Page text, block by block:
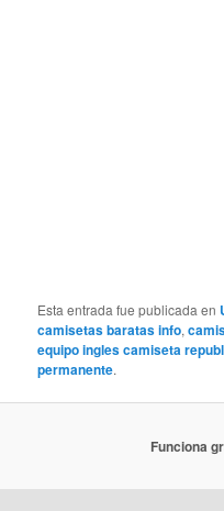
Esta entrada fue publicada en
camisetas baratas info,
equipo ingles camiseta
permanente.
Funciona